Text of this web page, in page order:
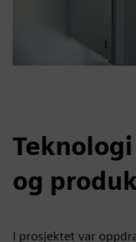
og
I prosjektet var